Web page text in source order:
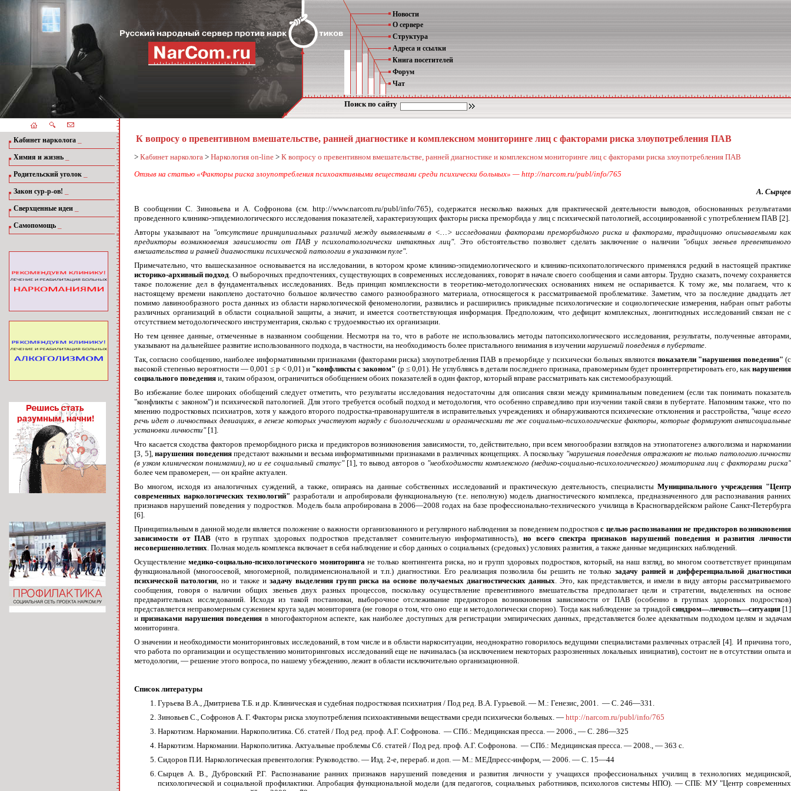
Новости
О сервере
Структура
Адреса и ссылки
Книга посетителей
Форум
Чат
Поиск по сайту
Кабинет нарколога
Химия и жизнь
Родительский уголок
Закон сур-р-ов!
Сверхценные идеи
Самопомощь
К вопросу о превентивном вмешательстве, ранней диагностике и комплексном мониторинге лиц с факторами риска злоупотребления ПАВ
> Кабинет нарколога > Наркология on-line > К вопросу о превентивном вмешательстве, ранней диагностике и комплексном мониторинге лиц с факторами риска злоупотребления ПАВ
Отзыв на статью «Факторы риска злоупотребления психоактивными веществами среди психически больных» — http://narcom.ru/publ/info/765
А. Сырцев
В сообщенииС. Зиновьева и А. Софронова (см. http://www.narcom.ru/publ/info/765) , содержатся несколько важных для практической деятельности выводов, обоснованных результатами
проведенного клинико-эпидемиологического исследования показателей, характеризующих факторы риска преморбида у лиц с психической патологией, ассоциированной с употреблением ПАВ [2]
Авторы указывают на "отсутствие принципиальных различий между выявленными в <…> исследовании факторами преморбидного риска и факто­рами, традиционно описываемыми как
предикторы возникновения зависимости от ПАВ у психопатологически интактных лиц". Это обстоятельство позволяет сделать заключение о наличии "общих звеньев превентивного
вмешательства и ран­ней диагностики психической патологии в указанном пуле".
Примечательно, что вышесказанное основывается на исследовании, в котором кроме клинико-эпидемиологического и клинико-психопатологического применялся редкий в настоящей практике
историко-архивный подход . О выборочных предпочтениях, существующих в современных исследованиях, говорят в начале своего сообщения и сами авторы. Трудно сказать, почему сохраняется
такое положение дел в фундаментальных исследованиях. Ведь принцип комплексности в теоретико-методологических основаниях никем не оспаривается. К тому же, мы полагаем, что к
настоящему времени накоплено достаточно большое количество самого разнообразного материала, относящегося к рассматриваемой проблематике. Заметим, что за последние двадцать лет
помимо лавинообразного роста данных из области наркологической феноменологии, развились и расширились прикладные психологические и социологические измерения, набран опыт работы
различных организаций в области социальной защиты, а значит, и имеется соответствующая информация. Предположим, что дефицит комплексных, люнгитюдных исследований связан не с
отсутствием методологического инструментария, сколько с трудоемкостью их организации.
Но тем ценнее данные, отмеченные в названном сообщении. Несмотря на то, что в работе не использовались методы патопсихологического исследования, результаты, полученные авторами,
указывают на дальнейшее развитие использованного подхода, в частности, на необходимость более пристального внимания в изучении нарушений поведения в пубертате
Так, согласно сообщению, наиболее информативными признаками (факторами риска) злоупотребления ПАВ в преморбиде у психически больных являются показатели "нарушения поведения" (с
высокой степенью вероятности — 0,001 ≤p < 0,01) и "конфликты с законом" (p ≤ 0,01). Не углубляясь в детали последнего признака, правомерным будет проинтерпретировать его, какнарушения
социального поведения и, таким образом, ограничиться обобщением обоих показателей в один фактор, который вправе рассматривать как системообразующий.
Во избежание более широких обобщений следует отметить, что результаты исследования недостаточны для описания связи между криминальным поведением (если так понимать показатель
"конфликты с законом") и психической патологией. Для этого требуется особый подход и методология, что особенно справедливо при изучении такой связи в пубертате. Напомним также, что по
мнению подростковых психиатров, хотя у каждого второго подростка-правонарушителя в исправительных учреждениях и обнаруживаются психические отклонения и расстройства, "чаще всего
речь идет о личностных девиациях, в генезе которых участвуют наряду с биологическими и органическими те же социально-психологические факторы, которые формируют антисоциальные
установки личности"[1].
Что касается сходства факторов преморбидного риска и предикторов возникновения зависимости, то, действительно, при всем многообразии взглядов на этиопатогенез алкоголизма и наркомании
[3, 5],нарушения поведенияпредстают важными и весьма информативными признаками в различных концепциях. А поскольку "нарушения поведения отражают не только патологию личности
(в узком клиническом понимании), но и ее социальный статус"[1], то вывод авторов о "необходимости комплексного (медико-социально-психологического) мониторинга лиц с факторами риска"
более чем правомерен, — он крайне актуален.
Во многом, исходя из аналогичных суждений, а также, опираясь на данные собственных исследований и практическую деятельность, специалисты Муниципального учреждения "Центр
современных наркологических технологий"разработали и апробировали функциональную (т.е. неполную) модель диагностического комплекса, предназначенного для распознавания ранних
признаков нарушений поведения у подростков. Модель была апробирована в 2006—2008 годах на базе профессионально-технического училища в Красногвардейском районе Санкт-Петербурга
[6].
Принципиальным в данной модели является положение о важности организованного и регулярного наблюдения за поведением подростковс целью распознавания не предикторов возникновения
зависимости от ПАВ (что в группах здоровых подростков представляет сомнительную информативность), но всего спектра признаков нарушений поведения и развития личности
несовершеннолетних . Полная модель комплекса включает в себя наблюдение и сбор данных о социальных (средовых) условиях развития, а также данные медицинских наблюдений.
Осуществлениемедико-социально-психологического мониторинга не только контингента риска, но и групп здоровых подростков, который, на наш взгляд, во многом соответствует принципам
функциональной (многоосевой, многомерной, полидименсиональной и т.п.) диагностики. Его реализация позволила бы решить не только задачу ранней и дифференциальной диагностики
психической патологии , но и также и задачу выделения групп риска на основе получаемых диагностических данных . Это, как представляется, и имели в виду авторы рассматриваемого
сообщения, говоря о наличии общих звеньев двух разных процессов, поскольку осуществление превентивного вмешательства предполагает цели и стратегии, выделенных на основе
предварительных исследований. Исходя из такой постановки, выборочное отслеживание предикторов возникновения зависимости от ПАВ (особенно в группах здоровых подростков)
представляется неправомерным сужением круга задач мониторинга (не говоря о том, что оно еще и методологически спорно). Тогда как наблюдение за триадойсиндром—личность—ситуация[1]
ипризнаками нарушения поведения в многофакторном аспекте, как наиболее доступных для регистрации эмпирических данных, представляется более адекватным подходом целям и задачам
мониторинга.
О значении и необходимости мониторинговых исследований, в том числе и в области наркоситуации, неоднократно говорилось ведущими специалистами различных отраслей [4].
И причина того,
что работа по организации и осуществлению мониторинговых исследований еще не начиналась (за исключением некоторых разрозненных локальных инициатив), состоит не в отсутствии опыта и
методологии, — решение этого вопроса, по нашему убеждению, лежит в области исключительно организационной.
Список литературы
Гурьева В.А., Дмитриева Т.Б. и др. Клиническая и судебная подростковая психиатрия / Под ред. В.А. Гурьевой. — М.: Генезис, 2001. — С. 246—331.
Зиновьев С., Софронов А. Г. Факторы риска злоупотребления психоактивными веществами среди психически больных. — http://narcom.ru/publ/info/765
Наркотизм. Наркомании. Наркополитика. Сб. статей / Под ред. проф. А.Г. Софронова.
— СПб.: Медицинская пресса. — 2006., — С. 286—325
Наркотизм. Наркомании. Наркополитика. Актуальные проблемы Сб. статей / Под ред. проф. А.Г. Софронова.
— СПб.: Медицинская пресса. — 2008., — 363 с.
Сидоров П.И. Наркологическая превентология: Руководство. — Изд. 2-е, перераб. и доп. — М.: МЕДпресс-информ, — 2006. — C . 15—44
Сырцев А. В., Дубровский Р.Г. Распознавание ранних признаков нарушений поведения и развития личности у учащихся профессиональных училищ в технологиях медицинской,
психологической и социальной профилактики. Апробация функциональной модели (для педагогов, социальных работников, психологов системы НПО). — СПБ: МУ "Центр современных